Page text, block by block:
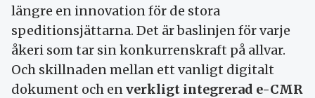
längre en innovation för de stora
speditionsjättarna. Det är baslinjen för varje
åkeri som tar sin konkurrenskraft på allvar.
Och skillnaden mellan ett vanligt digitalt
dokument och enverkligt integrerad e-CMR